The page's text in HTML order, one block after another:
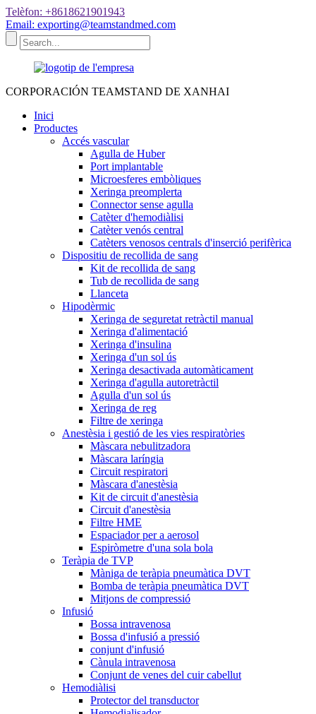
Telèfon: +8618621901943
Email: exporting@teamstandmed.com
CORPORACIÓN TEAMSTAND DE XANHAI
Inici
Productes
Accés vascular
Agulla de Huber
Port implantable
Microesferes embòliques
Xeringa preomplerta
Connector sense agulla
Catèter d'hemodiàlisi
Catèter venós central
Catèters venosos centrals d'inserció perifèrica
Dispositiu de recollida de sang
Kit de recollida de sang
Tub de recollida de sang
Llanceta
Hipodèrmic
Xeringa de seguretat retràctil manual
Xeringa d'alimentació
Xeringa d'insulina
Xeringa d'un sol ús
Xeringa desactivada automàticament
Xeringa d'agulla autoretràctil
Agulla d'un sol ús
Xeringa de reg
Filtre de xeringa
Anestèsia i gestió de les vies respiratòries
Màscara nebulitzadora
Màscara laríngia
Circuit respiratori
Màscara d'anestèsia
Kit de circuit d'anestèsia
Circuit d'anestèsia
Filtre HME
Espaciador per a aerosol
Espiròmetre d'una sola bola
Teràpia de TVP
Màniga de teràpia pneumàtica DVT
Bomba de teràpia pneumàtica DVT
Mitjons de compressió
Infusió
Bossa intravenosa
Bossa d'infusió a pressió
conjunt d'infusió
Cànula intravenosa
Conjunt de venes del cuir cabellut
Hemodiàlisi
Protector del transductor